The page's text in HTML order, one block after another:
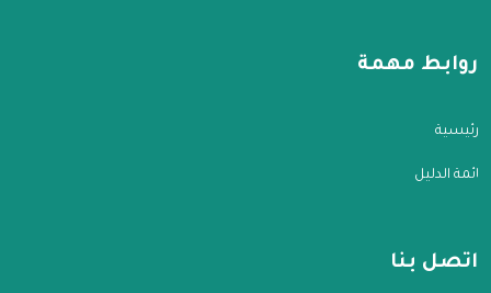
روابط مهمة
الرئيسية
قائمة الدليل
اتصل بنا